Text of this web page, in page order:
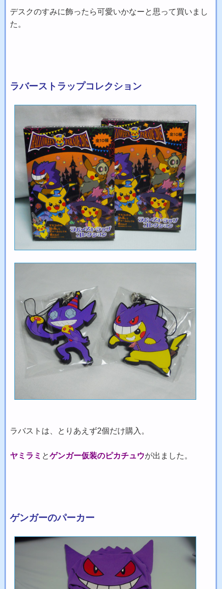
デスクのすみに飾ったら可愛いかなーと思って買いまし
た。
ラバーストラップコレクション
ラバストは、とりあえず2個だけ購入。
ヤミラミ とゲンガー仮装のピカチュウが出ました。
ゲンガーのパーカー